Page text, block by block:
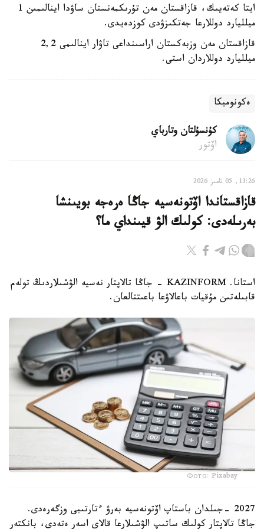
ايتا كەتەيىك، قازاقستان مەن تۇرىكمەنستان ساۋدا اينالىمىن 1
ميلليارد دوللارعا جەتكىزۋدى كوزدەيدى.
قازاقستان مەن وزبەكستان اراسىنداعى تاۋار اينالىمى 2,2
ميلليارد دوللاردان استى.
ەكونوميكا
كۇنسۇلتان وتارباي
اۆتور
13:26, 05 تامىز 2026
قازاقستاندا اۆتونەسيە جاڭا ەرەجە بويىنشا
بەرىلەدى: كولىك الۋ قيىنداي ما؟
استانا. KAZINFORM - جاڭا تالاپتار نەسيە الۋشىلاردىڭ تولەم
قابىلەتىن مۇقيات باعالاۋعا باعىتتالعان.
Фото: Pixabay
2027 -جىلدان باستاپ اۆتونەسيە بەرۋ ءتارتىبى وزگەرەدى.
جاڭا تالاپتار كولىك ساتىپ الۋشىلارعا قالاي اسەر ەتەدى، بانكتەر